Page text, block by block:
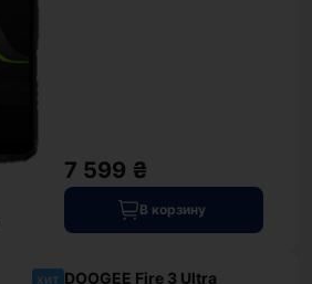
7 599 ₴
В корзину
хит DOOGEE Fire 3 Ultra